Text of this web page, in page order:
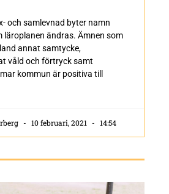
och samlevnad byter namn
läroplanen ändras. Ämnen som
annat samtycke,
våld och förtryck samt
kommun är positiva till
10 februari, 2021 14:54